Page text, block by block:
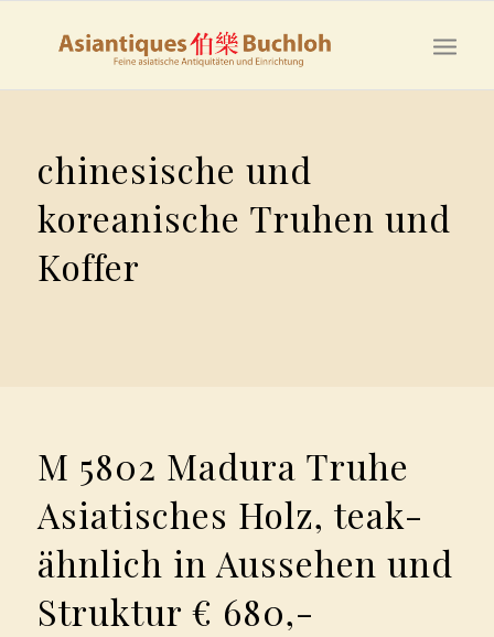
chinesische und
koreanische Truhen und
Koffer
M 5802 Madura Truhe
Asiatisches Holz, teak-
ähnlich in Aussehen und
Struktur € 680,-